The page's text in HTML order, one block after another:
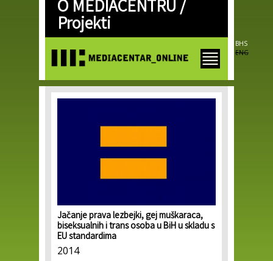
Skip to
main
content
O MEDIACENTRU /
Projekti
BHS
ENG
Jačanje prava lezbejki, gej muškaraca,
biseksualnih i trans osoba u BiH u skladu s
EU standardima
2014